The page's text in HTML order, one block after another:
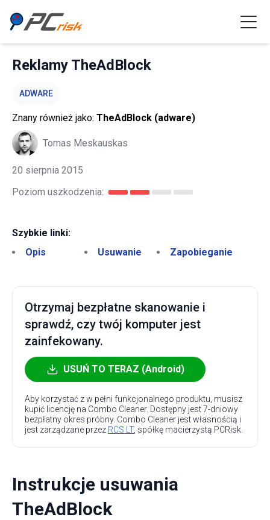
Reklamy TheAdBlock
ADWARE
Znany również jako: TheAdBlock (adware)
Tomas Meskauskas
20 sierpnia 2015
Poziom uszkodzenia:
Szybkie linki:
Opis
Usuwanie Zapobieganie
Otrzymaj bezpłatne skanowanie i
sprawdź, czy twój komputer jest
zainfekowany.
USUŃ TO TERAZ (Android)
Aby korzystać z w pełni funkcjonalnego produktu, musisz
kupić licencję na Combo Cleaner. Dostępny jest 7-dniowy
bezpłatny okres próbny. Combo Cleaner jest własnością i
jest zarządzane przez RCS LT, spółkę macierzystą PCRisk.
Instrukcje usuwania
TheAdBlock